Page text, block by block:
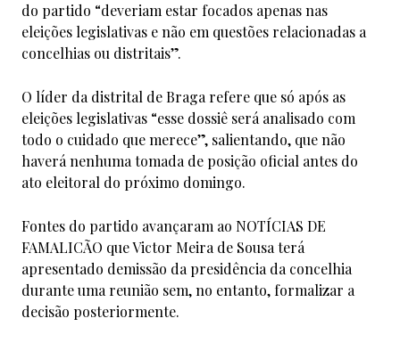
do partido “deveriam estar focados apenas nas
eleições legislativas e não em questões relacionadas a
concelhias ou distritais”.
O líder da distrital de Braga refere que só após as
eleições legislativas “esse dossiê será analisado com
todo o cuidado que merece”, salientando, que não
haverá nenhuma tomada de posição oficial antes do
ato eleitoral do próximo domingo.
Fontes do partido avançaram ao NOTÍCIAS DE
FAMALICÃO que Victor Meira de Sousa terá
apresentado demissão da presidência da concelhia
durante uma reunião sem, no entanto, formalizar a
decisão posteriormente.